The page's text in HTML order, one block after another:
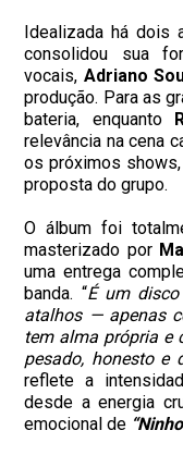
​Idealizada há dois
consolidou sua
vocais, Adriano
produção. Para as
bateria, enquanto
relevância na cena
os próximos
proposta do grupo.​
O álbum foi
masterizado por
uma entrega
banda. “É um
atalhos — apenas
tem alma própria e
pesado, honesto e
reflete a
desde a energia
emocional de